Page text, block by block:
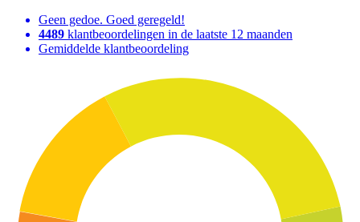
Geen gedoe. Goed geregeld!
4489 klantbeoordelingen in de laatste 12 maanden
Gemiddelde klantbeoordeling